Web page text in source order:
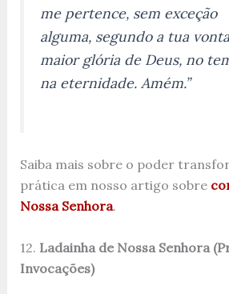
me pertence, sem exceção
alguma, segundo a tua
maior glória de Deus, no
na eternidade. Amém.”
Saiba mais sobre o poder
prática em nosso artigo sobre
Nossa Senhora.
12. Ladainha de Nossa Senhora
Invocações)